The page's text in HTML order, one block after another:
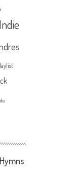
Indie